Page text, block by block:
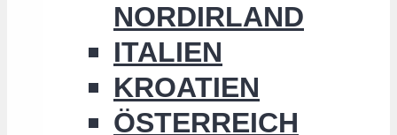
NORDIRLAND
ITALIEN
KROATIEN
ÖSTERREICH